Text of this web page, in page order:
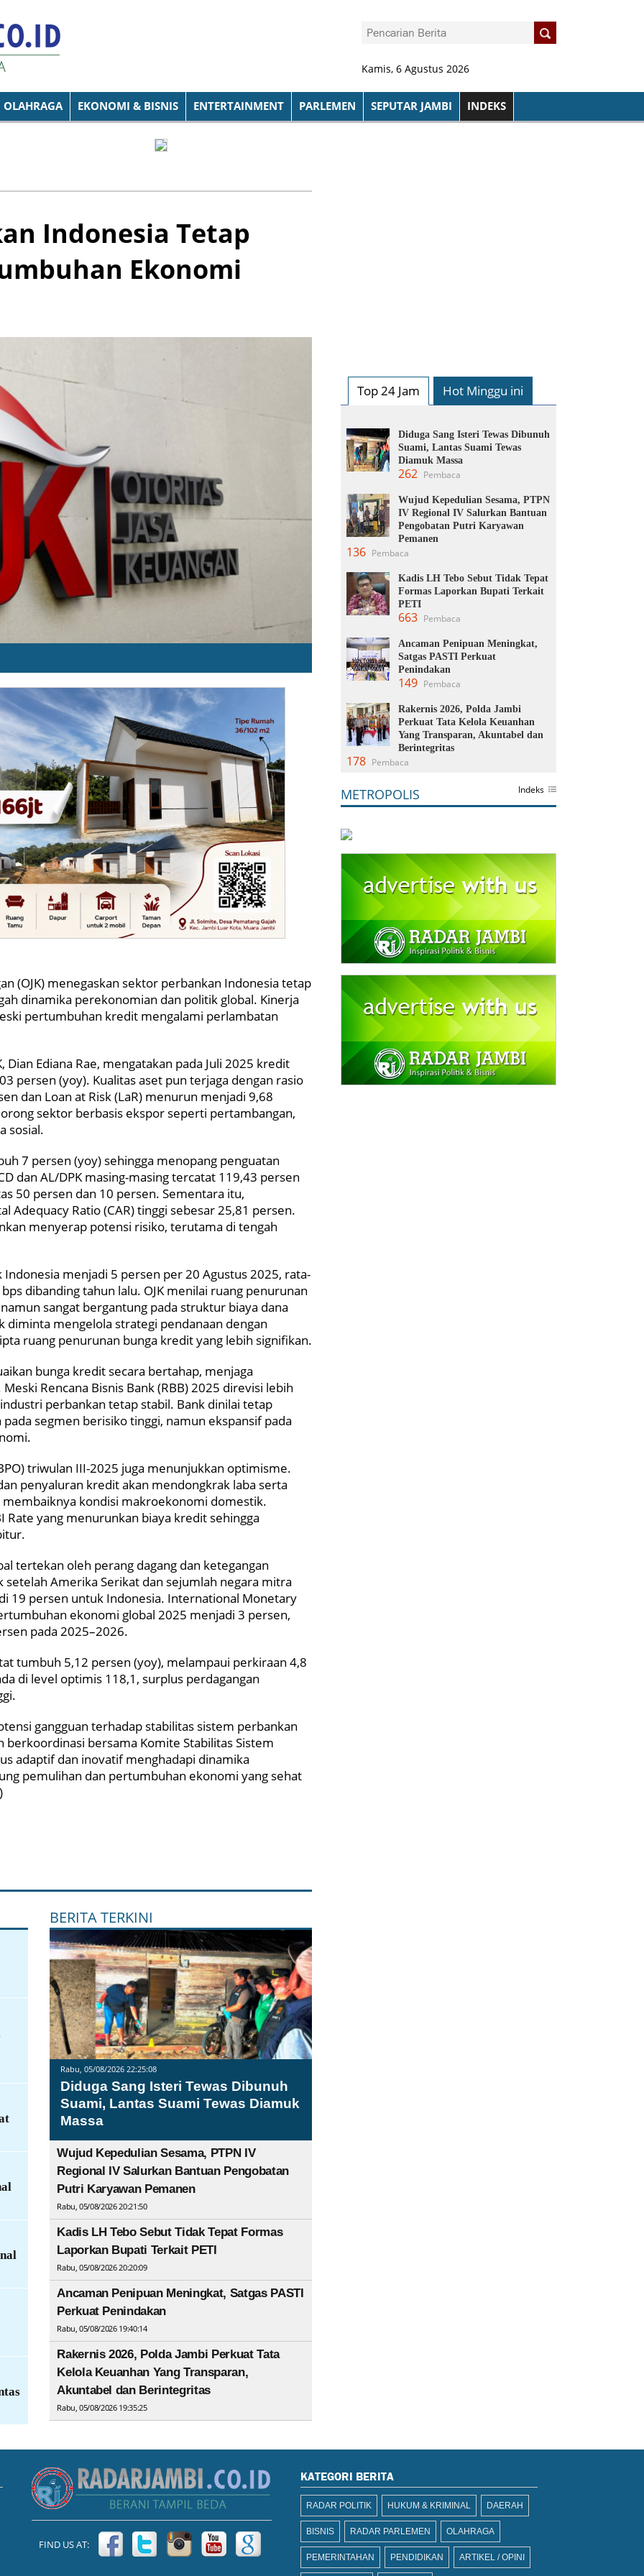
Kamis, 6 Agustus 2026
OLAHRAGA EKONOMI & BISNIS ENTERTAINMENT PARLEMEN SEPUTAR JAMBI INDEKS
Indonesia Tetap
Ekonomi
(OJK) menegaskan sektor perbankan Indonesia tetap
dinamika perekonomian dan politik global. Kinerja
pertumbuhan kredit mengalami perlambatan
Dian Ediana Rae, mengatakan pada Juli 2025 kredit
persen (yoy). Kualitas aset pun terjaga dengan rasio
dan Loan at Risk (LaR) menurun menjadi 9,68
sektor berbasis ekspor seperti pertambangan,
sosial.
7 persen (yoy) sehingga menopang penguatan
dan AL/DPK masing-masing tercatat 119,43 persen
50 persen dan 10 persen. Sementara itu,
Adequacy Ratio (CAR) tinggi sebesar 25,81 persen.
menyerap potensi risiko, terutama di tengah
menjadi 5 persen per 20 Agustus 2025, rata-
dibanding tahun lalu. OJK menilai ruang penurunan
sangat bergantung pada struktur biaya dana
diminta mengelola strategi pendanaan dengan
ruang penurunan bunga kredit yang lebih signifikan.
bunga kredit secara bertahap, menjaga
Rencana Bisnis Bank (RBB) 2025 direvisi lebih
perbankan tetap stabil. Bank dinilai tetap
segmen berisiko tinggi, namun ekspansif pada
triwulan III-2025 juga menunjukkan optimisme.
penyaluran kredit akan mendongkrak laba serta
kondisi makroekonomi domestik.
yang menurunkan biaya kredit sehingga
tertekan oleh perang dagang dan ketegangan
Amerika Serikat dan sejumlah negara mitra
19 persen untuk Indonesia. International Monetary
ekonomi global 2025 menjadi 3 persen,
pada 2025–2026.
tumbuh 5,12 persen (yoy), melampaui perkiraan 4,8
di level optimis 118,1, surplus perdagangan
gangguan terhadap stabilitas sistem perbankan
bersama Komite Stabilitas Sistem
adaptif dan inovatif menghadapi dinamika
pemulihan dan pertumbuhan ekonomi yang sehat
BERITA TERKINI
Rabu, 05/08/2026 22:25:08
Diduga Sang Isteri Tewas Dibunuh
Suami, Lantas Suami Tewas Diamuk
Massa
Wujud Kepedulian Sesama, PTPN IV
Regional IV Salurkan Bantuan Pengobatan
Putri Karyawan Pemanen
Rabu, 05/08/2026 20:21:50
Kadis LH Tebo Sebut Tidak Tepat Formas
Laporkan Bupati Terkait PETI
Rabu, 05/08/2026 20:20:09
Ancaman Penipuan Meningkat, Satgas PASTI
Perkuat Penindakan
Rabu, 05/08/2026 19:40:14
Rakernis 2026, Polda Jambi Perkuat Tata
Kelola Keuanhan Yang Transparan,
Akuntabel dan Berintegritas
Rabu, 05/08/2026 19:35:25
Top 24 Jam Hot Minggu ini
Diduga Sang Isteri Tewas Dibunuh
Suami, Lantas Suami Tewas
Diamuk Massa
262 Pembaca
Wujud Kepedulian Sesama, PTPN
IV Regional IV Salurkan Bantuan
Pengobatan Putri Karyawan
Pemanen
136 Pembaca
Kadis LH Tebo Sebut Tidak Tepat
Formas Laporkan Bupati Terkait
PETI
663 Pembaca
Ancaman Penipuan Meningkat,
Satgas PASTI Perkuat
Penindakan
149 Pembaca
Rakernis 2026, Polda Jambi
Perkuat Tata Kelola Keuanhan
Yang Transparan, Akuntabel dan
Berintegritas
178 Pembaca
METROPOLIS Indeks
FIND US AT:
KATEGORI BERITA
RADAR POLITIK HUKUM & KRIMINAL DAERAH
BISNIS RADAR PARLEMEN OLAHRAGA
PEMERINTAHAN PENDIDIKAN ARTIKEL / OPINI